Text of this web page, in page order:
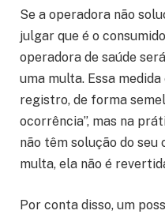
Se a operadora não
julgar que é o
operadora de saúde
uma multa. Essa
registro, de forma
ocorrência”, mas na
não têm solução do seu
multa, ela não é
Por conta disso, um